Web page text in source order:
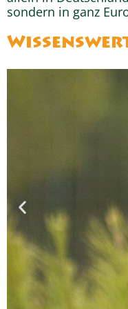
sondern in ganz